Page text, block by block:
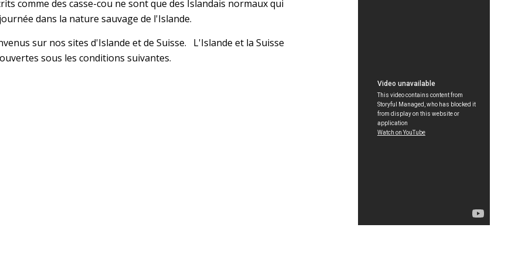
comme des casse-cou ne sont que des Islandais normaux qui
dans la nature sauvage de l'Islande.
sur nos sites d'Islande et de Suisse.   L'Islande et la Suisse
sous les conditions suivantes.